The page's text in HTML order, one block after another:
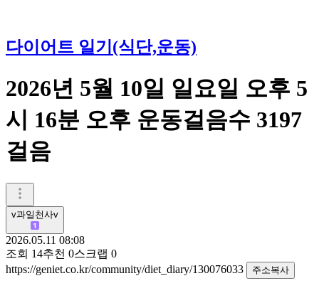
다이어트 일기(식단,운동)
2026년 5월 10일 일요일 오후 5
시 16분 오후 운동걸음수 3197
걸음
v과일천사v
2026.05.11 08:08
조회 14추천 0스크랩 0
https://geniet.co.kr/community/diet_diary/130076033
주소복사